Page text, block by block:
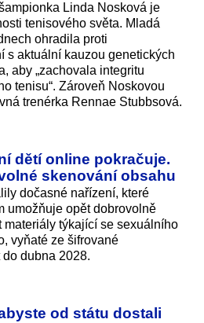
Linda Nosková je
tenisového světa. Mladá
ohradila proti
s aktuální kauzou genetických
aby „zachovala integritu
tenisu“. Zároveň Noskovou
trenérka Rennae Stubbsová.
dětí online pokračuje.
skenování obsahu
dočasné nařízení, které
umožňuje opět dobrovolně
materiály týkající se sexuálního
vyňaté ze šifrované
dubna 2028.
od státu dostali